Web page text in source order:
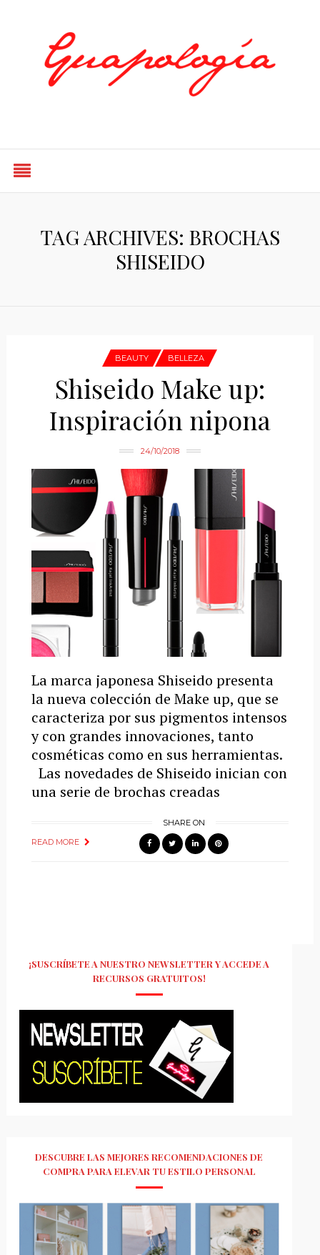
TAG ARCHIVES: BROCHAS
SHISEIDO
BEAUTY BELLEZA
Shiseido Make up:
Inspiración nipona
24/10/2018
La marca japonesa Shiseido presenta
la nueva colección de Make up, que se
caracteriza por sus pigmentos intensos
y con grandes innovaciones, tanto
cosméticas como en sus herramientas.
Las novedades de Shiseido inician con
una serie de brochas creadas
READ MORE
SHARE ON
¡SUSCRÍBETE A NUESTRO NEWSLETTER Y ACCEDE A
RECURSOS GRATUITOS!
DESCUBRE LAS MEJORES RECOMENDACIONES DE
COMPRA PARA ELEVAR TU ESTILO PERSONAL